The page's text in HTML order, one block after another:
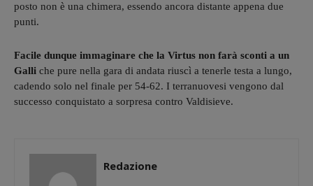
posto non è una chimera, essendo ancora distante appena due
punti.
Facile dunque immaginare che la Virtus non farà sconti a un
Galli che pure nella gara di andata riuscì a tenerle testa a lungo,
cadendo solo nel finale per 54-62. I terranuovesi vengono dal
successo conquistato a sorpresa contro Valdisieve.
Redazione